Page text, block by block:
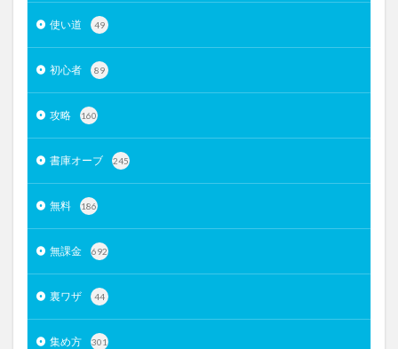
使い道 49
初心者 89
攻略 160
書庫オーブ 245
無料 186
無課金 692
裏ワザ 44
集め方 301